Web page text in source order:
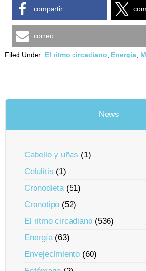
compartir
correo
Filed Under: El ritmo circadiano Energía
News
Cabello y uñas (1)
Celulitis (1)
Cronodieta(51)
Cronotipo (52)
El ritmo circadiano (536)
Energía(63)
Envejecimiento (60)